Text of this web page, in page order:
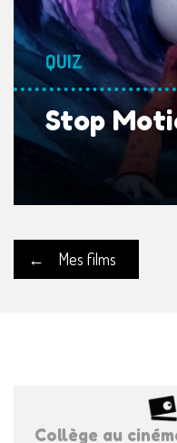
QUIZ
Stop
← Mes films
Collège au